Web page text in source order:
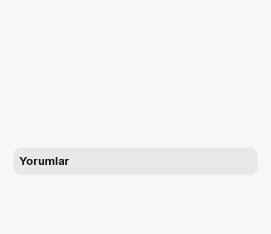
Yorumlar